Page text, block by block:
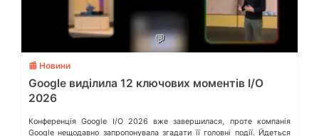
💬
📰 Новини
Google виділила 12 ключових моментів I/O
2026
Конференція Google I/O 2026 вже завершилася, проте компанія
Google нещодавно запропонувала згадати її головні події. Йдеться